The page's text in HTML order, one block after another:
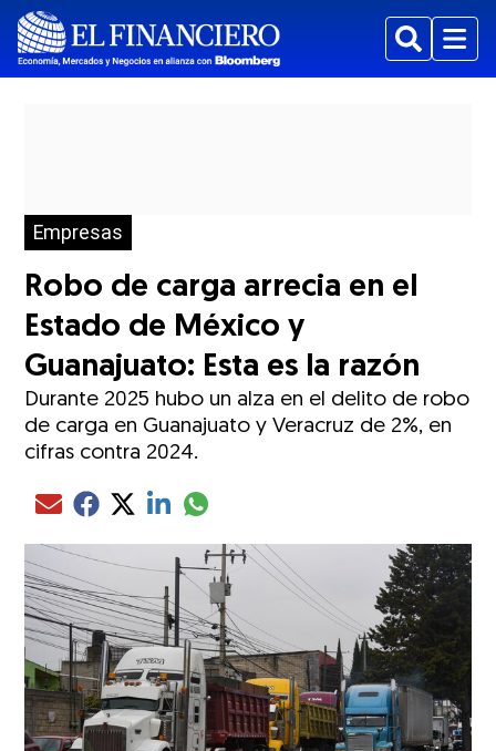
BuscarMenu
Empresas
Robo de carga arrecia en el
Estado de México y
Guanajuato: Esta es la razón
Durante 2025 hubo un alza en el delito de robo
de carga en Guanajuato y Veracruz de 2%, en
cifras contra 2024.
Compartir el artículo actual mediante Email
Compartir el artículo actual mediante Facebook
Compartir el artículo actual mediante Twitter
Compartir el artículo actual mediante LinkedIn
Compartir el artículo actual mediante